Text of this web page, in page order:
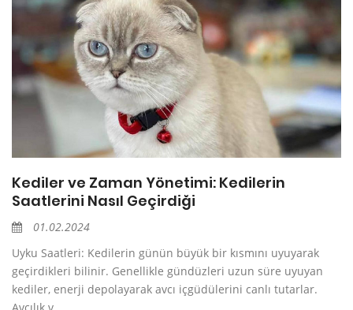
Kediler ve Zaman Yönetimi: Kedilerin
Saatlerini Nasıl Geçirdiği
01.02.2024
Uyku Saatleri: Kedilerin günün büyük bir kısmını uyuyarak
geçirdikleri bilinir. Genellikle gündüzleri uzun süre uyuyan
kediler, enerji depolayarak avcı içgüdülerini canlı tutarlar.